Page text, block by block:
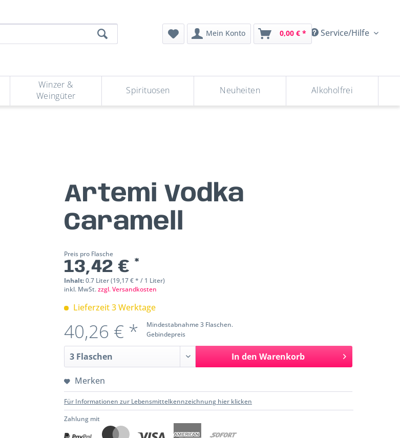
Service/Hilfe
Mein Konto 0,00 € *
Winzer &
Weingüter
Spirituosen Neuheiten Alkoholfrei
Artemi Vodka
Caramell
Preis pro Flasche
13,42 € *
Inhalt:0.7 Liter (19,17 € * / 1 Liter)
inkl. MwSt.zzgl. Versandkosten
Lieferzeit 3 Werktage
Mindestabnahme 3 Flaschen.
Gebindepreis
40,26 € *
In den Warenkorb
Merken
Für Informationen zur Lebensmittelkennzeichnung hier klicken
Zahlung mit